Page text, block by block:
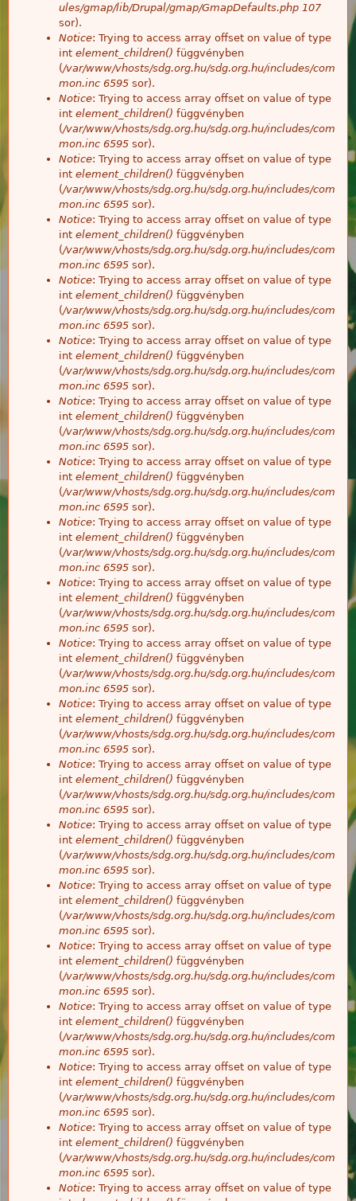
ules/gmap/lib/Drupal/gmap/GmapDefaults.php 107
sor).
Notice: Trying to access array offset on value of type
int element_children() függvényben
(/var/www/vhosts/sdg.org.hu/sdg.org.hu/includes/com
mon.inc 6595 sor).
Notice: Trying to access array offset on value of type
int element_children() függvényben
(/var/www/vhosts/sdg.org.hu/sdg.org.hu/includes/com
mon.inc 6595 sor).
Notice: Trying to access array offset on value of type
int element_children() függvényben
(/var/www/vhosts/sdg.org.hu/sdg.org.hu/includes/com
mon.inc 6595 sor).
Notice: Trying to access array offset on value of type
int element_children() függvényben
(/var/www/vhosts/sdg.org.hu/sdg.org.hu/includes/com
mon.inc 6595 sor).
Notice: Trying to access array offset on value of type
int element_children() függvényben
(/var/www/vhosts/sdg.org.hu/sdg.org.hu/includes/com
mon.inc 6595 sor).
Notice: Trying to access array offset on value of type
int element_children() függvényben
(/var/www/vhosts/sdg.org.hu/sdg.org.hu/includes/com
mon.inc 6595 sor).
Notice: Trying to access array offset on value of type
int element_children() függvényben
(/var/www/vhosts/sdg.org.hu/sdg.org.hu/includes/com
mon.inc 6595 sor).
Notice: Trying to access array offset on value of type
int element_children() függvényben
(/var/www/vhosts/sdg.org.hu/sdg.org.hu/includes/com
mon.inc 6595 sor).
Notice: Trying to access array offset on value of type
int element_children() függvényben
(/var/www/vhosts/sdg.org.hu/sdg.org.hu/includes/com
mon.inc 6595 sor).
Notice: Trying to access array offset on value of type
int element_children() függvényben
(/var/www/vhosts/sdg.org.hu/sdg.org.hu/includes/com
mon.inc 6595 sor).
Notice: Trying to access array offset on value of type
int element_children() függvényben
(/var/www/vhosts/sdg.org.hu/sdg.org.hu/includes/com
mon.inc 6595 sor).
Notice: Trying to access array offset on value of type
int element_children() függvényben
(/var/www/vhosts/sdg.org.hu/sdg.org.hu/includes/com
mon.inc 6595 sor).
Notice: Trying to access array offset on value of type
int element_children() függvényben
(/var/www/vhosts/sdg.org.hu/sdg.org.hu/includes/com
mon.inc 6595 sor).
Notice: Trying to access array offset on value of type
int element_children() függvényben
(/var/www/vhosts/sdg.org.hu/sdg.org.hu/includes/com
mon.inc 6595 sor).
Notice: Trying to access array offset on value of type
int element_children() függvényben
(/var/www/vhosts/sdg.org.hu/sdg.org.hu/includes/com
mon.inc 6595 sor).
Notice: Trying to access array offset on value of type
int element_children() függvényben
(/var/www/vhosts/sdg.org.hu/sdg.org.hu/includes/com
mon.inc 6595 sor).
Notice: Trying to access array offset on value of type
int element_children() függvényben
(/var/www/vhosts/sdg.org.hu/sdg.org.hu/includes/com
mon.inc 6595 sor).
Notice: Trying to access array offset on value of type
int element_children() függvényben
(/var/www/vhosts/sdg.org.hu/sdg.org.hu/includes/com
mon.inc 6595 sor).
Notice: Trying to access array offset on value of type
int element_children() függvényben
(/var/www/vhosts/sdg.org.hu/sdg.org.hu/includes/com
mon.inc 6595 sor).
Notice: Trying to access array offset on value of type